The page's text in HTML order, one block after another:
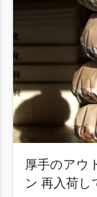
厚手のアウ
ン 再入荷し